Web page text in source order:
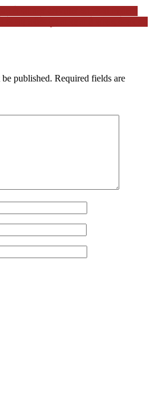
published. Required fields are